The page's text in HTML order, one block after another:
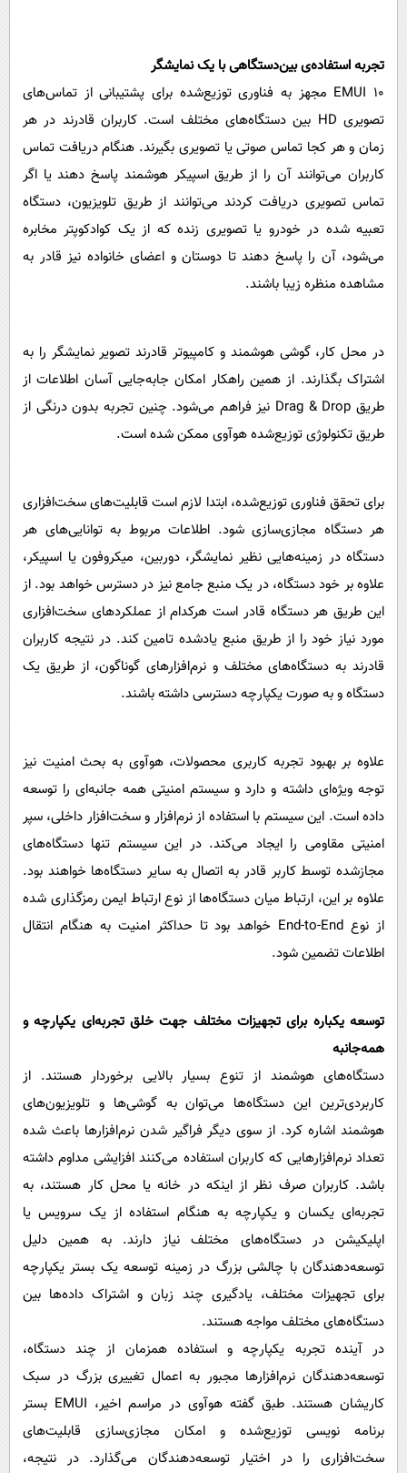
تجربه استفاده‌ی بین‌دستگاهی با یک نمایشگر
EMUI 10 مجهز به فناوری توزیع‌شده برای پشتیبانی از تماس‌های
تصویری HD بین دستگاه‌های مختلف است. کاربران قادرند در هر
زمان و هر کجا تماس صوتی یا تصویری بگیرند. هنگام دریافت تماس
کاربران می‌توانند آن را از طریق اسپیکر هوشمند پاسخ دهند یا اگر
تماس تصویری دریافت کردند می‌توانند از طریق تلویزیون، دستگاه
تعبیه شده در خودرو یا تصویری زنده که از یک کوادکوپتر مخابره
می‌شود، آن را پاسخ دهند تا دوستان و اعضای خانواده نیز قادر به
مشاهده منظره زیبا باشند.
در محل کار، گوشی هوشمند و کامپیوتر قادرند تصویر نمایشگر را به
اشتراک بگذارند. از همین راهکار امکان جابه‌جایی آسان اطلاعات از
طریق Drag & Drop نیز فراهم می‌شود. چنین تجربه بدون درنگی از
طریق تکنولوژی توزیع‌شده هوآوی ممکن شده است.
برای تحقق فناوری توزیع‌شده، ابتدا لازم است قابلیت‌های سخت‌افزاری
هر دستگاه مجازی‌سازی شود. اطلاعات مربوط به توانایی‌های هر
دستگاه در زمینه‌هایی نظیر نمایشگر، دوربین، میکروفون یا اسپیکر،
علاوه بر خود دستگاه، در یک منبع جامع نیز در دسترس خواهد بود. از
این طریق هر دستگاه قادر است هرکدام از عملکردهای سخت‌افزاری
مورد نیاز خود را از طریق منبع یادشده تامین کند. در نتیجه کاربران
قادرند به دستگاه‌های مختلف و نرم‌افزارهای گوناگون، از طریق یک
دستگاه و به صورت یکپارچه دسترسی داشته باشند.
علاوه بر بهبود تجربه کاربری محصولات، هوآوی به بحث امنیت نیز
توجه ویژه‌ای داشته و دارد و سیستم امنیتی همه جانبه‌ای را توسعه
داده است. این سیستم با استفاده از نرم‌افزار و سخت‌افزار داخلی، سپر
امنیتی مقاومی را ایجاد می‌کند. در این سیستم تنها دستگاه‌های
مجازشده توسط کاربر قادر به اتصال به سایر دستگاه‌ها خواهند بود.
علاوه بر این، ارتباط میان دستگاه‌ها از نوع ارتباط ایمن رمزگذاری شده
از نوع End-to-End خواهد بود تا حداکثر امنیت به هنگام انتقال
اطلاعات تضمین شود.
توسعه یکباره برای تجهیزات مختلف جهت خلق تجربه‌ای یکپارچه و
همه‌جانبه
دستگاه‌های هوشمند از تنوع بسیار بالایی برخوردار هستند. از
کاربردی‌ترین این دستگاه‌ها می‌توان به گوشی‌ها و تلویزیون‌های
هوشمند اشاره کرد. از سوی دیگر فراگیر شدن نرم‌افزار‌ها باعث شده
تعداد نرم‌افزارهایی که کاربران استفاده می‌کنند افزایشی مداوم داشته
باشد. کاربران صرف نظر از اینکه در خانه یا محل کار هستند، به
تجربه‌ای یکسان و یکپارچه به هنگام استفاده از یک سرویس یا
اپلیکیشن در دستگاه‌های مختلف نیاز دارند. به همین دلیل
توسعه‌دهندگان با چالشی بزرگ در زمینه توسعه یک بستر یکپارچه
برای تجهیزات مختلف، یادگیری چند زبان و اشتراک داده‌ها بین
دستگاه‌های مختلف مواجه هستند.
در آینده تجربه یکپارچه و استفاده همزمان از چند دستگاه،
توسعه‌دهندگان نرم‌افزارها مجبور به اعمال تغییری بزرگ در سبک
کاریشان هستند. طبق گفته‌ هوآوی در مراسم اخیر، EMUI بستر
برنامه نویسی توزیع‌شده و امکان مجازی‌سازی قابلیت‌های
سخت‌افزاری را در اختیار توسعه‌دهندگان می‌گذارد. در نتیجه،